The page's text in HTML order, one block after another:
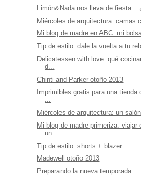
Limón&Nada nos lleva de
Miércoles de arquitectura: camas
Mi blog de madre en ABC: mi
Tip de estilo: dale la vuelta a tu
Delicatessen with love: qué
d...
Chinti and Parker otoño 2013
Imprimibles gratis para una tienda
...
Miércoles de arquitectura: un
Mi blog de madre primeriza: viajar
un...
Tip de estilo: shorts + blazer
Madewell otoño 2013
Preparando la nueva temporada